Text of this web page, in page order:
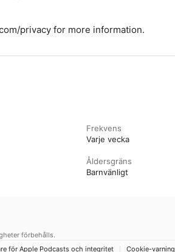
privacy for more information.
Frekvens
Varje vecka
Åldersgräns
Barnvänligt
förbehålls.
för Apple Podcasts och integritet Cookie-varning